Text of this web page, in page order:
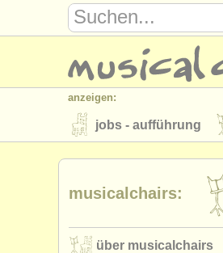
anzeigen:
jobs - aufführung
instrumentenverkauf
verzeichnisse:
musicalchairs:
musicalchairs:
über musicalchairs